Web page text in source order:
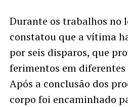
Durante os trabalhos no
constatou que a vítima
por seis disparos, que
ferimentos em
Após a conclusão dos
corpo foi encaminhado